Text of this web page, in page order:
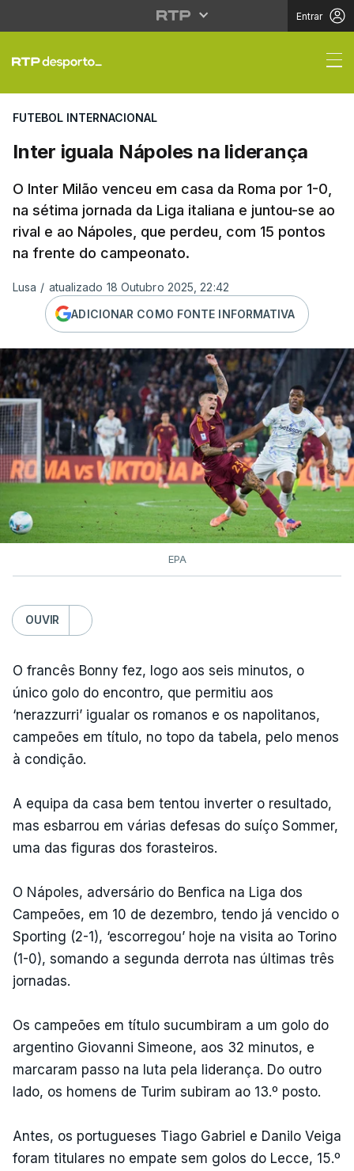
Entrar
Inter iguala Nápoles
FUTEBOL INTERNACIONAL
Inter iguala Nápoles na liderança
O Inter Milão venceu em casa da Roma por 1-0,
na sétima jornada da Liga italiana e juntou-se ao
rival e ao Nápoles, que perdeu, com 15 pontos
na frente do campeonato.
Lusa / atualizado 18 Outubro 2025, 22:42
ADICIONAR COMO FONTE INFORMATIVA
EPA
OUVIR
O francês Bonny fez, logo aos seis minutos, o
único golo do encontro, que permitiu aos
‘nerazzurri’ igualar os romanos e os napolitanos,
campeões em título, no topo da tabela, pelo menos
à condição.
A equipa da casa bem tentou inverter o resultado,
mas esbarrou em várias defesas do suíço Sommer,
uma das figuras dos forasteiros.
O Nápoles, adversário do Benfica na Liga dos
Campeões, em 10 de dezembro, tendo já vencido o
Sporting (2-1), ‘escorregou’ hoje na visita ao Torino
(1-0), somando a segunda derrota nas últimas três
jornadas.
Os campeões em título sucumbiram a um golo do
argentino Giovanni Simeone, aos 32 minutos, e
marcaram passo na luta pela liderança. Do outro
lado, os homens de Turim subiram ao 13.º posto.
Antes, os portugueses Tiago Gabriel e Danilo Veiga
foram titulares no empate sem golos do Lecce, 15.º